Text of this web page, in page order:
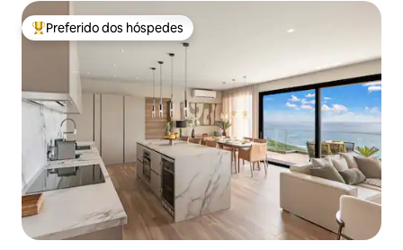
Entre os melhores preferidos dos hóspedes
Preferido dos hóspedes